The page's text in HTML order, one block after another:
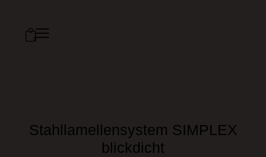
0
Stahllamellensystem SIMPLEX
blickdicht